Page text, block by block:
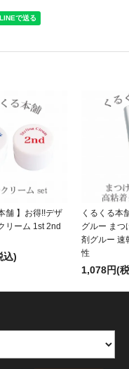
舗 】お得!!デザ
リーム 1st 2nd
込)
くるくる
グルー まつ
剤グルー 速
性
1,078円(